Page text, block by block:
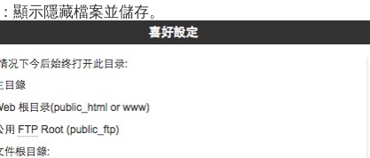
顯示隱藏檔案並儲存。